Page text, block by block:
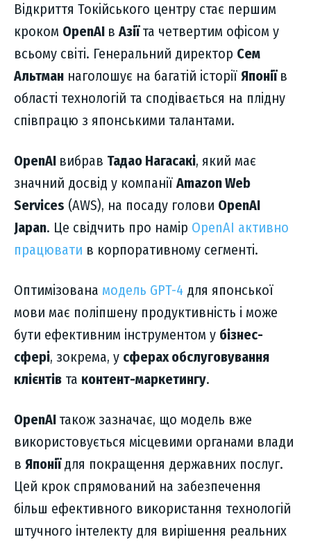
Відкриття Токійського центру стає першим
кроком OpenAI в Азіїта четвертим офісом у
всьому світі. Генеральний директор Сем
Альтман наголошує на багатій історії Японіїв
області технологій та сподівається на плідну
співпрацю з японськими талантами.
OpenAI вибрав Тадао Нагасакі, який має
значний досвід у компанії Amazon Web
Services (AWS), на посаду голови OpenAI
Japan. Це свідчить про намір OpenAI активно
працювати в корпоративному сегменті.
Оптимізована модель GPT-4 для японської
мови має поліпшену продуктивність і може
бути ефективним інструментом у бізнес-
сфері, зокрема, у сферах обслуговування
клієнтів та контент-маркетингу.
OpenAI також зазначає, що модель вже
використовується місцевими органами влади
в Японіїдля покращення державних послуг.
Цей крок спрямований на забезпечення
більш ефективного використання технологій
штучного інтелекту для вирішення реальних